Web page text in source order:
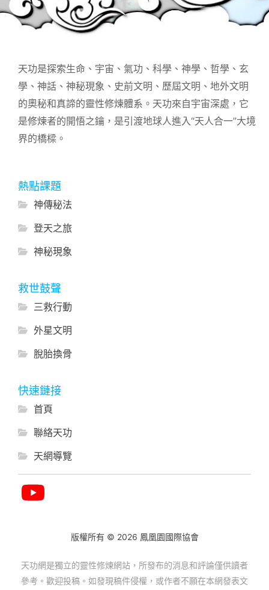
天功是探索生命、宇宙、氣功、科學、神學、哲學、玄
學、神話、神秘現象、史前文明、歷屆文明、地外文明
的奧秘和真諦的靈性修煉體系。天功來自宇宙深處，它
是修煉者的開悟之鑰，是引渡地球人進入“天人合一”大境
界的橋樑。
熱點課題
神傳秘法
登天之旅
神秘現象
救世鼓聲
三救行動
外星文明
脫胎換骨
快速鏈接
首頁
聯絡天功
天網導覽
版權所有 © 2026 鳳凰園國際協會
天功網是獨立的靈性修煉網站，所發布的消息和評論僅供讀者
參考。歡迎投稿。如發現稿件侵權，或作者不願在本網發表文